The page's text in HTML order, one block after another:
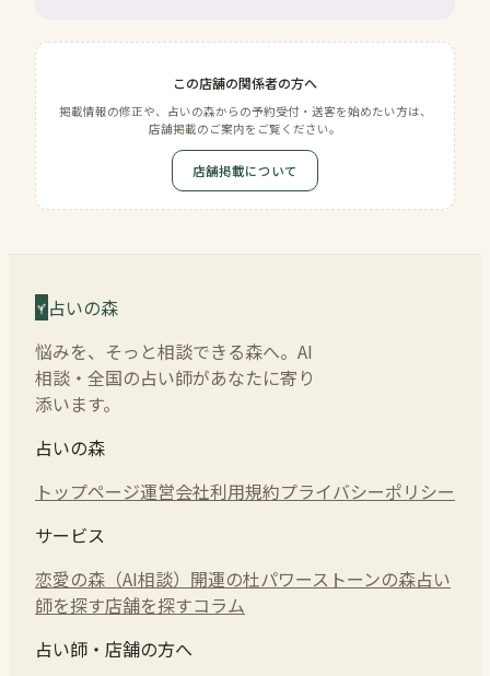
この店舗の関係者の方へ
掲載情報の修正や、占いの森からの予約受付・送客を始めたい方は、
店舗掲載のご案内をご覧ください。
店舗掲載について
占いの森
悩みを、そっと相談できる森へ。AI
相談・全国の占い師があなたに寄り
添います。
占いの森
トップページ運営会社利用規約プライバシーポリシー
サービス
恋愛の森（AI相談） 開運の杜パワーストーンの森占い
師を探す店舗を探すコラム
占い師・店舗の方へ